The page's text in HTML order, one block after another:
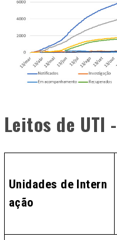
Leitos de UTI
Unidades de Intern
ação